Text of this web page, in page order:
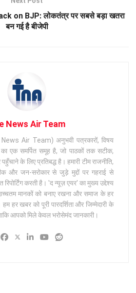
on BJP: लोकतंत्र पर सबसे बड़ा खतरा
बन गई है बीजेपी
News Air Team
Air Team) अनुभवी पत्रकारों, विषय
का एक समर्पित समूह है, जो पाठकों तक सटीक,
पहुँचाने के लिए प्रतिबद्ध है। हमारी टीम राजनीति,
और जन-सरोकार से जुड़े मुद्दों पर गहराई से
करती है। 'द न्यूज़ एयर' का मुख्य उद्देश्य
मानकों को बनाए रखना और समाज के हर
हर खबर को पूरी पारदर्शिता और जिम्मेदारी के
आपको मिले केवल भरोसेमंद जानकारी।